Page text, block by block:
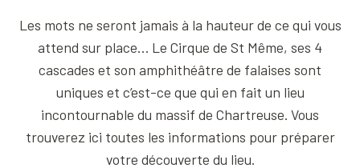
Les mots ne seront jamais à la hauteur de ce qui vous
attend sur place… Le Cirque de St Même, ses 4
cascades et son amphithéâtre de falaises sont
uniques et c’est-ce que qui en fait un lieu
incontournable du massif de Chartreuse. Vous
trouverez ici toutes les informations pour préparer
votre découverte du lieu.